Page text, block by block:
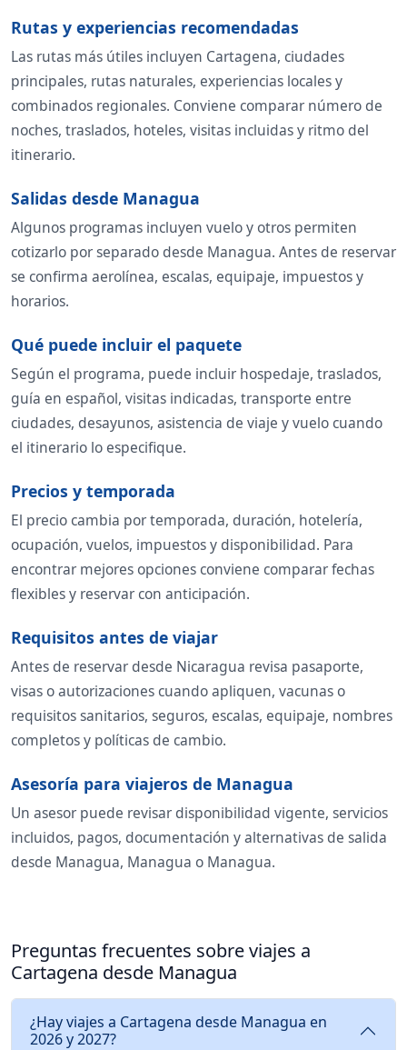
Rutas y experiencias recomendadas
Las rutas más útiles incluyen Cartagena, ciudades
principales, rutas naturales, experiencias locales y
combinados regionales. Conviene comparar número de
noches, traslados, hoteles, visitas incluidas y ritmo del
itinerario.
Salidas desde Managua
Algunos programas incluyen vuelo y otros permiten
cotizarlo por separado desde Managua. Antes de reservar
se confirma aerolínea, escalas, equipaje, impuestos y
horarios.
Qué puede incluir el paquete
Según el programa, puede incluir hospedaje, traslados,
guía en español, visitas indicadas, transporte entre
ciudades, desayunos, asistencia de viaje y vuelo cuando
el itinerario lo especifique.
Precios y temporada
El precio cambia por temporada, duración, hotelería,
ocupación, vuelos, impuestos y disponibilidad. Para
encontrar mejores opciones conviene comparar fechas
flexibles y reservar con anticipación.
Requisitos antes de viajar
Antes de reservar desde Nicaragua revisa pasaporte,
visas o autorizaciones cuando apliquen, vacunas o
requisitos sanitarios, seguros, escalas, equipaje, nombres
completos y políticas de cambio.
Asesoría para viajeros de Managua
Un asesor puede revisar disponibilidad vigente, servicios
incluidos, pagos, documentación y alternativas de salida
desde Managua, Managua o Managua.
Preguntas frecuentes sobre viajes a
Cartagena desde Managua
¿Hay viajes a Cartagena desde Managua en
2026 y 2027?